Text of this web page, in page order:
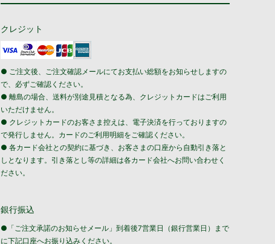
クレジット
● ご注文後、ご注文確認メールにてお支払い総額をお知らせしますの
で、必ずご確認ください。
● 離島の場合、送料が別途見積となる為、クレジットカードはご利用
いただけません。
● クレジットカードのお客さま控えは、電子決済を行っておりますの
で発行しません。カードのご利用明細をご確認ください。
● 各カード会社との契約に基づき、お客さまの口座から自動引き落と
しとなります。引き落とし等の詳細は各カード会社へお問い合わせく
ださい。
銀行振込
●「ご注文承諾のお知らせメール」到着後7営業日（銀行営業日）まで
に下記口座へお振り込みください。